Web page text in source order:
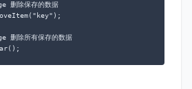
除保存的数据
除所有保存的数据